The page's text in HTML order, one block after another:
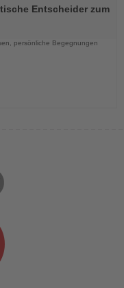
Entscheider zum
persönliche Begegnungen